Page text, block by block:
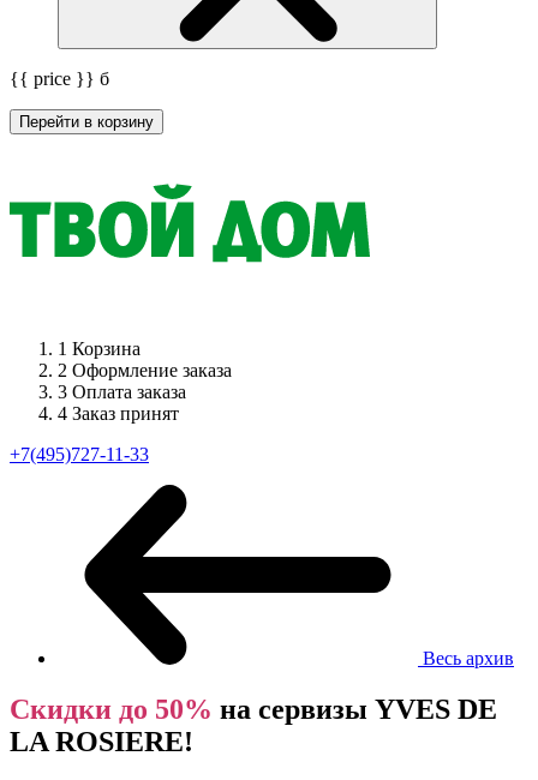
{{ price }} б
Перейти в корзину
1 Корзина
2 Оформление заказа
3 Оплата заказа
4 Заказ принят
+7(495)727-11-33
Весь архив
Скидки до 50% на сервизы YVES DE
LA ROSIERE!